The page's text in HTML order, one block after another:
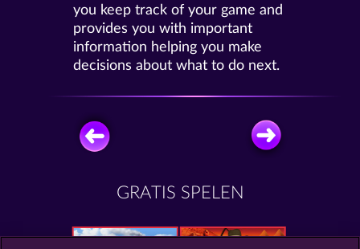
you keep track of your game and
provides you with important
information helping you make
decisions about what to do next.
GRATIS SPELEN